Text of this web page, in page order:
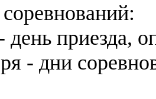
день приезда,
- дни